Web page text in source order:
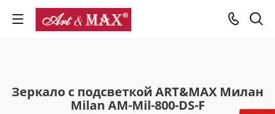
Зеркало с подсветкой ART&MAX Милан
Milan AM-Mil-800-DS-F